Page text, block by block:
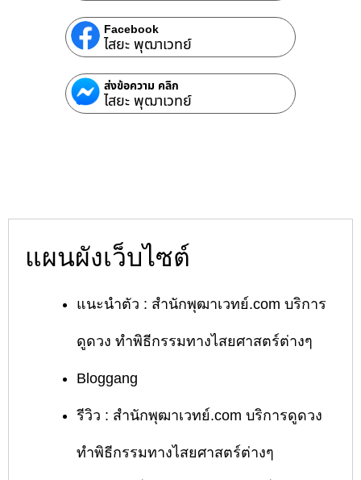
Facebook
ไสยะ พุฒาเวทย์
ส่งข้อความ คลิก
ไสยะ พุฒาเวทย์
แผนผังเว็บไซต์
แนะนำตัว : สำนักพุฒาเวทย์.com บริการ
ดูดวง ทำพิธีกรรมทางไสยศาสตร์ต่างๆ
Bloggang
รีวิว : สำนักพุฒาเวทย์.com บริการดูดวง
ทำพิธีกรรมทางไสยศาสตร์ต่างๆ